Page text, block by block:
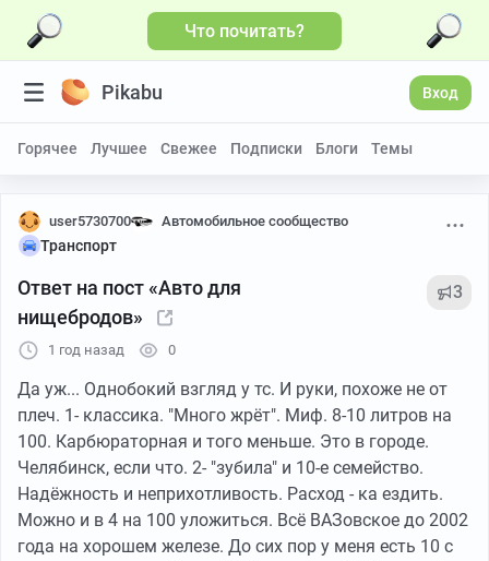
Что почитать?
Pikabu Вход
Горячее Лучшее Свежее Подписки Блоги Темы
user5730700 Автомобильное сообщество
Транспорт
Ответ на пост «Авто для
нищебродов»
3
1 год назад 0
Да уж... Однобокий взгляд у тс. И руки, похоже не от
плеч. 1- классика. "Много жрёт". Миф. 8-10 литров на
100. Карбюраторная и того меньше. Это в городе.
Челябинск, если что. 2- "зубила" и 10-е семейство.
Надёжность и неприхотливость. Расход - ка ездить.
Можно и в 4 на 100 уложиться. Всё ВАЗовское до 2002
года на хорошем железе. До сих пор у меня есть 10 с